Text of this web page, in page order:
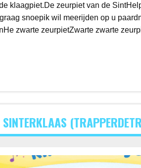
klaagpiet.De zeurpiet van de
snoepik wil meerijden op u
zwarte zeurpietZwarte zwarte